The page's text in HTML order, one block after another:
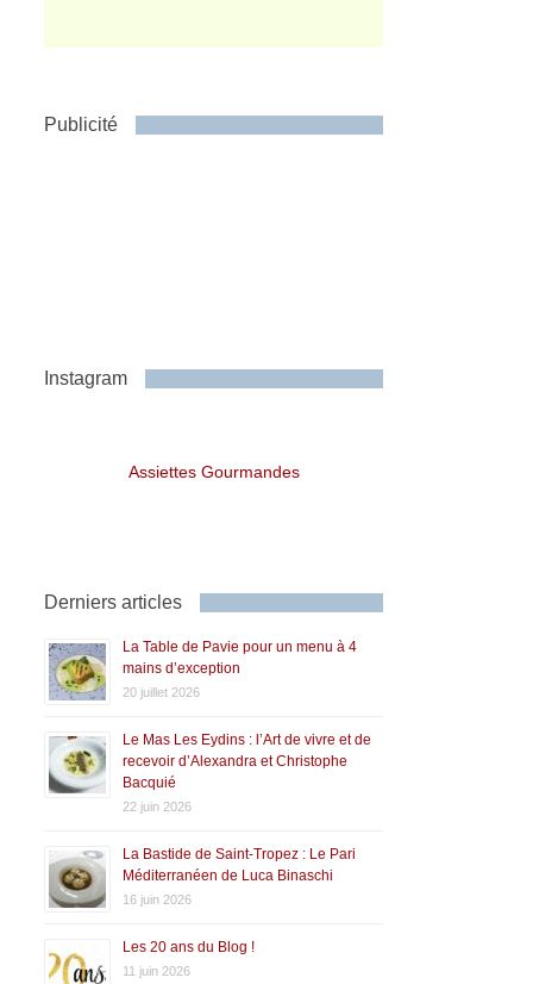
Publicité
Instagram
Assiettes Gourmandes
Derniers articles
La Table de Pavie pour un menu à 4
mains d’exception
20 juillet 2026
Le Mas Les Eydins : l’Art de vivre et de
recevoir d’Alexandra et Christophe
Bacquié
22 juin 2026
La Bastide de Saint-Tropez : Le Pari
Méditerranéen de Luca Binaschi
16 juin 2026
Les 20 ans du Blog !
11 juin 2026